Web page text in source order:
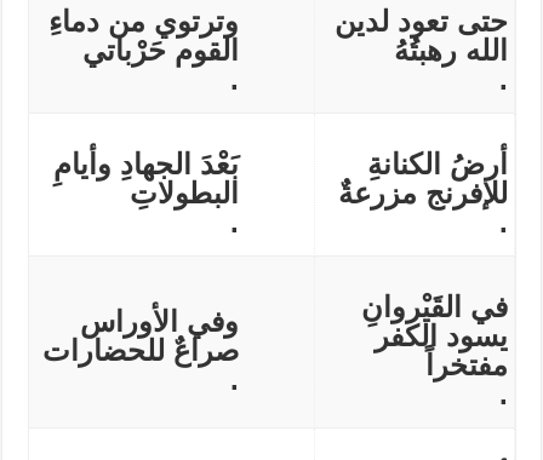
حتى تعود لدين
الله رهبتُهُ
.
وترتوي من دماءِ
القوم حَرْباتي
.
أرضُ الكنانةِ
للإفرنج مزرعةٌ
.
بَعْدَ الجهادِ وأيامِ
البطولاتِ
.
في القَيْروانِ
يسود الكفر
مفتخراً
.
وفي الأوراس
صراعٌ للحضارات
.